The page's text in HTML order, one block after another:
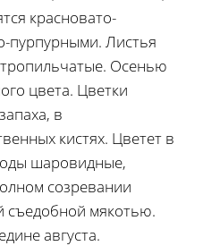
красновато-
пурпурными. Листья
Осенью
цвета. Цветки
в
кистях. Цветет в
шаровидные,
созревании
съедобной мякотью.
августа.